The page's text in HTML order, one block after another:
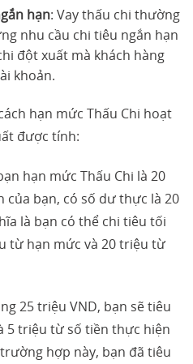
hạn: Vay thấu chi thường
nhu cầu chi tiêu ngắn hạn
đột xuất mà khách hàng
khoản.
hạn mức Thấu Chi hoạt
được tính:
hạn mức Thấu Chi là 20
của bạn, có số dư thực là 20
là bạn có thể chi tiêu tối
từ hạn mức và 20 triệu từ
25 triệu VND, bạn sẽ tiêu
5 triệu từ số tiền thực hiện
hợp này, bạn đã tiêu